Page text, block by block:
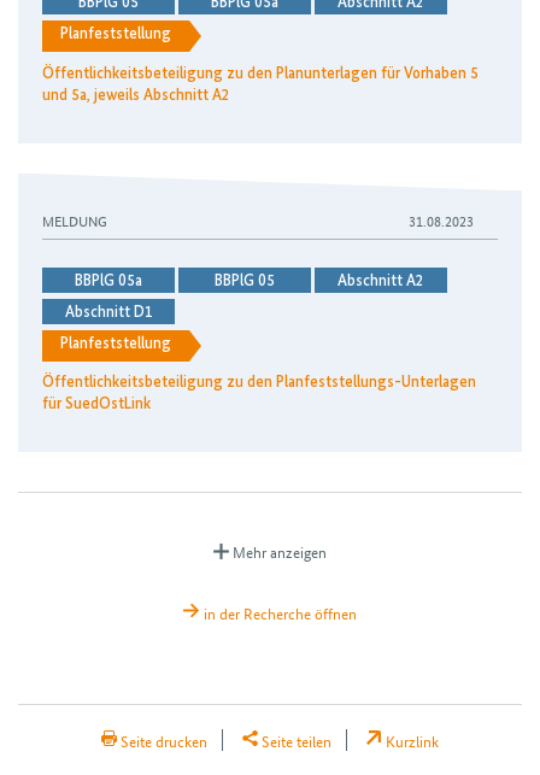
Planfeststellung
Öffentlichkeitsbeteiligung zu den Planunterlagen für Vorhaben 5
und 5a, jeweils Abschnitt A2
MELDUNG 31.08.2023
BBPlG 05a BBPlG 05
Abschnitt A2
Abschnitt D1
Planfeststellung
Öffentlichkeitsbeteiligung zu den Planfeststellungs-Unterlagen
für SuedOstLink
Mehr anzeigen
in der Recherche öffnen
Seite drucken Seite teilen Kurzlink